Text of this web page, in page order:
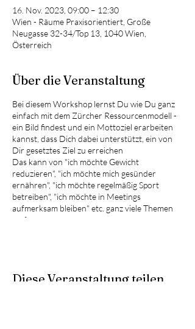
16. Nov. 2023, 09:00 – 12:30
Wien - Räume Praxisorientiert, Große
Neugasse 32-34/Top 13, 1040 Wien,
Österreich
Über die Veranstaltung
Bei diesem Workshop lernst Du wie Du ganz
einfach mit dem Zürcher Ressourcenmodell -
ein Bild findest und ein Mottoziel erarbeiten
kannst, dass Dich dabei unterstützt, ein von
Dir gesetztes Ziel zu erreichen
Das kann von "ich möchte Gewicht
reduzieren", "ich möchte mich gesünder
ernähren", "ich möchte regelmäßig Sport
betreiben", "ich möchte in Meetings
aufmerksam bleiben" etc. ganz viele Themen
umfassen.
zu konkretisieren und auf das Wesentliche zu
Diese Veranstaltung teilen